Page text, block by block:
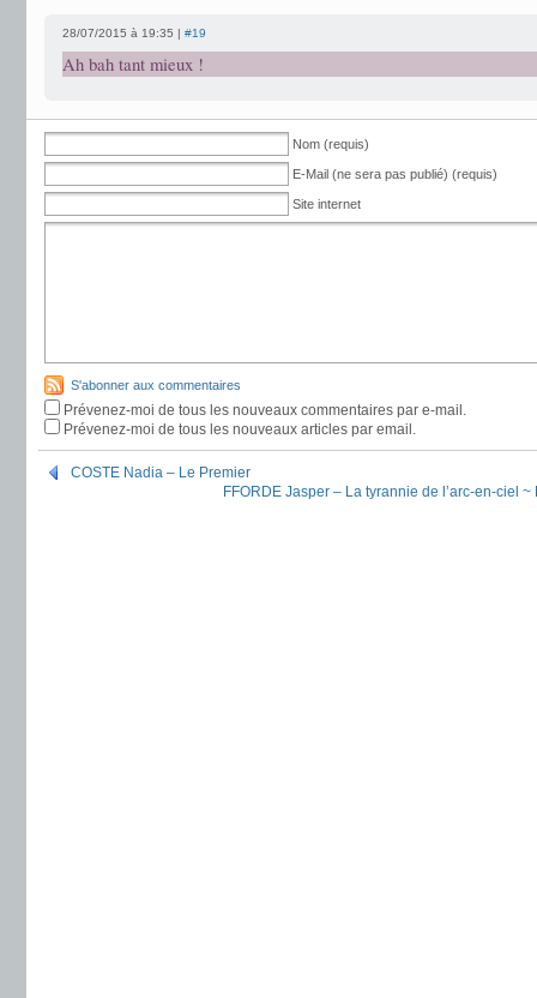
28/07/2015 à 19:35 | #19
Ah bah tant mieux !
Nom (requis)
E-Mail (ne sera pas publié) (requis)
Site internet
S'abonner aux commentaires
Prévenez-moi de tous les nouveaux commentaires par e-mail.
Prévenez-moi de tous les nouveaux articles par email.
COSTE Nadia – Le Premier
FFORDE Jasper – La tyrannie de l’arc-en-ciel